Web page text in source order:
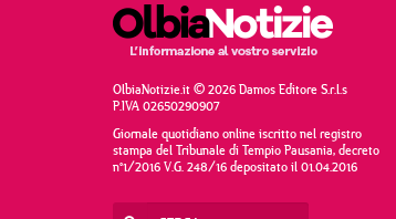
OlbiaNotizie.it © 2026 Damos Editore S.r.l.s
P.IVA 02650290907
Giornale quotidiano online iscritto nel registro
stampa del Tribunale di Tempio Pausania, decreto
n°1/2016 V.G. 248/16 depositato il 01.04.2016